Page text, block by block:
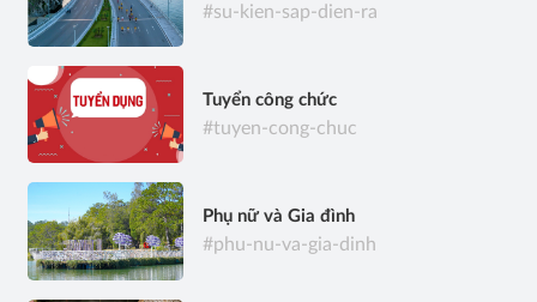
#su-kien-sap-dien-ra
Tuyển công chức
#tuyen-cong-chuc
Phụ nữ và Gia đình
#phu-nu-va-gia-dinh